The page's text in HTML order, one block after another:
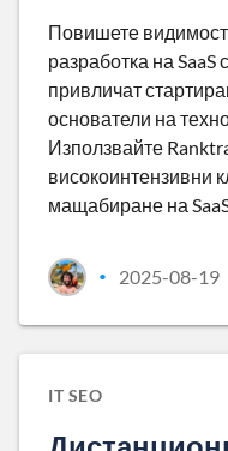
Повишете
разработка на SaaS
привличат
основатели на
Използвайте
високоинтензивни
мащабиране на
• 2025-08-19
IT SEO